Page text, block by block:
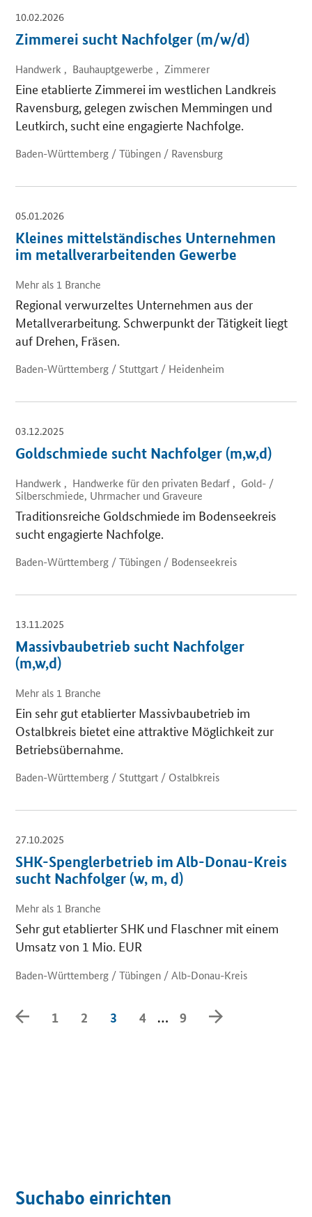
10.02.2026
Zimmerei sucht Nachfolger (m/w/d)
Handwerk , Bauhauptgewerbe , Zimmerer
Eine etablierte Zimmerei im westlichen Landkreis
Ravensburg, gelegen zwischen Memmingen und
Leutkirch, sucht eine engagierte Nachfolge.
Baden-Württemberg / Tübingen / Ravensburg
05.01.2026
Kleines mittelständisches Unternehmen
im metallverarbeitenden Gewerbe
Mehr als 1 Branche
Regional verwurzeltes Unternehmen aus der
Metallverarbeitung. Schwerpunkt der Tätigkeit liegt
auf Drehen, Fräsen.
Baden-Württemberg / Stuttgart / Heidenheim
03.12.2025
Goldschmiede sucht Nachfolger (m,w,d)
Handwerk , Handwerke für den privaten Bedarf , Gold- /
Silberschmiede, Uhrmacher und Graveure
Traditionsreiche Goldschmiede im Bodenseekreis
sucht engagierte Nachfolge.
Baden-Württemberg / Tübingen / Bodenseekreis
13.11.2025
Massivbaubetrieb sucht Nachfolger
(m,w,d)
Mehr als 1 Branche
Ein sehr gut etablierter Massivbaubetrieb im
Ostalbkreis bietet eine attraktive Möglichkeit zur
Betriebsübernahme.
Baden-Württemberg / Stuttgart / Ostalbkreis
27.10.2025
SHK-Spenglerbetrieb im Alb-Donau-Kreis
sucht Nachfolger (w, m, d)
Mehr als 1 Branche
Sehr gut etablierter SHK und Flaschner mit einem
Umsatz von 1 Mio. EUR
Baden-Württemberg / Tübingen / Alb-Donau-Kreis
Zurück
1 2 3 4 … 9 Weiter
Suchabo einrichten